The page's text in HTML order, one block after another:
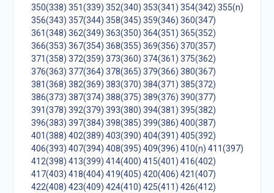
350(338) 351(339) 352(340) 353(341) 354(342) 355(n)
356(343) 357(344) 358(345) 359(346) 360(347)
361(348) 362(349) 363(350) 364(351) 365(352)
366(353) 367(354) 368(355) 369(356) 370(357)
371(358) 372(359) 373(360) 374(361) 375(362)
376(363) 377(364) 378(365) 379(366) 380(367)
381(368) 382(369) 383(370) 384(371) 385(372)
386(373) 387(374) 388(375) 389(376) 390(377)
391(378) 392(379) 393(380) 394(381) 395(382)
396(383) 397(384) 398(385) 399(386) 400(387)
401(388) 402(389) 403(390) 404(391) 405(392)
406(393) 407(394) 408(395) 409(396) 410(n) 411(397)
412(398) 413(399) 414(400) 415(401) 416(402)
417(403) 418(404) 419(405) 420(406) 421(407)
422(408) 423(409) 424(410) 425(411) 426(412)